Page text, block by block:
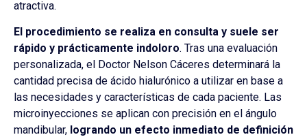
atractiva.
El procedimiento se realiza en consulta y suele ser
rápido y prácticamente indoloro. Tras una evaluación
personalizada, el Doctor Nelson Cáceres determinará la
cantidad precisa de ácido hialurónico a utilizar en base a
las necesidades y características de cada paciente. Las
microinyecciones se aplican con precisión en el ángulo
mandibular, logrando un efecto inmediato de definición